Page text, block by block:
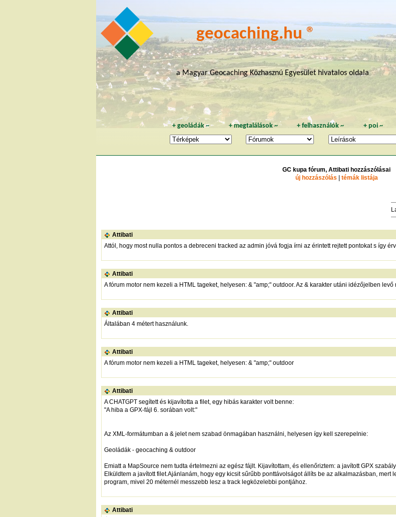
geocaching.hu ®
a Magyar Geocaching Közhasznú Egyesület hivatalos oldala
+geoládák~ +megtalálások~ +felhasználók ~ +poi~
GC kupa fórum, Attibati hozzászólásai
új hozzászólás
témák listája
Attibati
Attól, hogy most nulla pontos a debreceni tracked az admin jóvá fogja írni az érintett rejtett pontokat s így
Attibati
A fórum motor nem kezeli a HTML tageket, helyesen: & "amp;" outdoor. Az & karakter utáni idézőjelben
Attibati
Általában 4 métert használunk.
Attibati
A fórum motor nem kezeli a HTML tageket, helyesen: & "amp;" outdoor
Attibati
A CHATGPT segített és kijavította a filet, egy hibás karakter volt benne:
"A hiba a GPX-fájl 6. sorában volt:"
Az XML-formátumban a & jelet nem szabad önmagában használni, helyesen így kell szerepelnie:
Geoládák - geocaching & outdoor
Emiatt a MapSource nem tudta értelmezni az egész fájlt. Kijavítottam, és ellenőriztem: a javított GPX
Elküldtem a javított filet.Ajánlanám, hogy egy kicsit sűrűbb ponttávolságot állíts be az alkalmazásban, mert
program, mivel 20 méternél messzebb lesz a track legközelebbi pontjához.
Attibati